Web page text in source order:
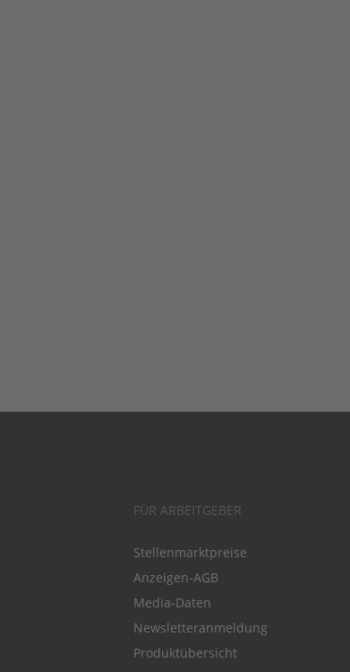
FÜR ARBEITGEBER
Stellenmarktpreise
Anzeigen-AGB
Media-Daten
Newsletteranmeldung
Produktübersicht